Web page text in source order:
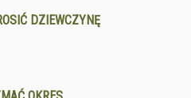
DZIEWCZYNĘ